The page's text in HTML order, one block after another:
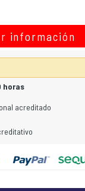
información
horas
acreditado